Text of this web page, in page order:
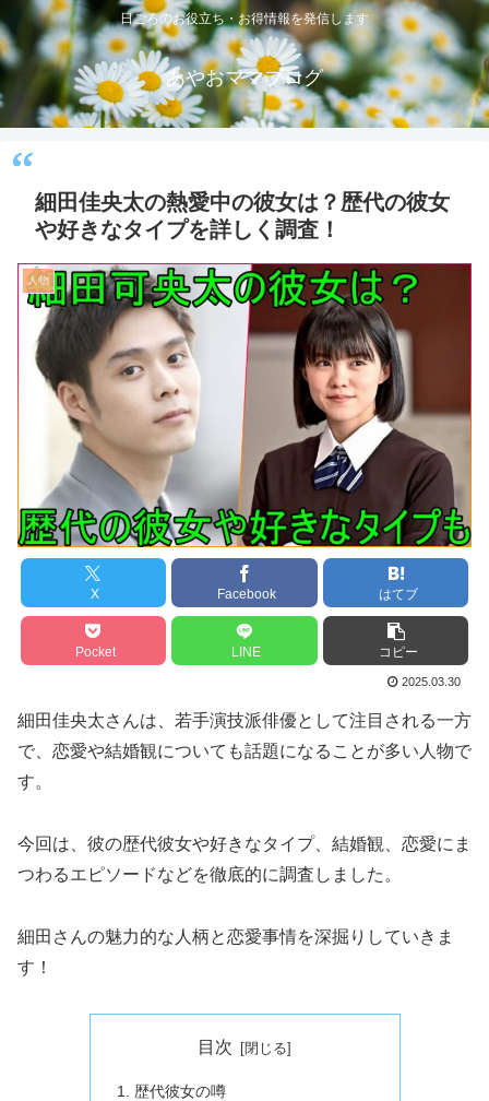
日ごろのお役立ち・お得情報を発信します
あやおママブログ
細田佳央太の熱愛中の彼女は？歴代の彼女
や好きなタイプを詳しく調査！
人物
X Facebook はてブ
Pocket LINE コピー
2025.03.30
細田佳央太さんは、若手演技派俳優として注目される一方
で、恋愛や結婚観についても話題になることが多い人物で
す。
今回は、彼の歴代彼女や好きなタイプ、結婚観、恋愛にま
つわるエピソードなどを徹底的に調査しました。
細田さんの魅力的な人柄と恋愛事情を深掘りしていきま
す！
目次
歴代彼女の噂